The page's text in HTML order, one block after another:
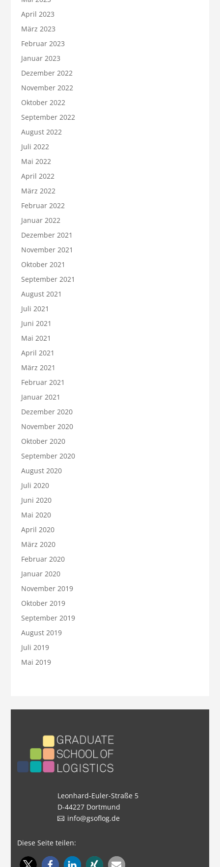
April 2023
März 2023
Februar 2023
Januar 2023
Dezember 2022
November 2022
Oktober 2022
September 2022
August 2022
Juli 2022
Mai 2022
April 2022
März 2022
Februar 2022
Januar 2022
Dezember 2021
November 2021
Oktober 2021
September 2021
August 2021
Juli 2021
Juni 2021
Mai 2021
April 2021
März 2021
Februar 2021
Januar 2021
Dezember 2020
November 2020
Oktober 2020
September 2020
August 2020
Juli 2020
Juni 2020
Mai 2020
April 2020
März 2020
Februar 2020
Januar 2020
November 2019
Oktober 2019
September 2019
August 2019
Juli 2019
Mai 2019
Leonhard-Euler-Straße 5
D-44227 Dortmund
info@gsoflog.de
Diese Seite teilen: